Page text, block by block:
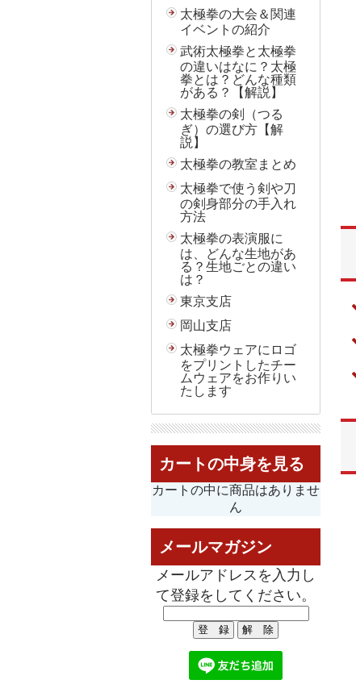
太極拳の大会＆関連
イベントの紹介
武術太極拳と太極拳
の違いはなに？太極
拳とは？どんな種類
がある？【解説】
太極拳の剣（つる
ぎ）の選び方【解
説】
太極拳の教室まとめ
太極拳で使う剣や刀
の剣身部分の手入れ
方法
太極拳の表演服に
は、どんな生地があ
る？生地ごとの違い
は？
東京支店
岡山支店
太極拳ウェアにロゴ
をプリントしたチー
ムウェアをお作りい
たします
カートの中身を見る
カートの中に商品はありませ
ん
メールマガジン
メールアドレスを入力し
て登録をしてください。